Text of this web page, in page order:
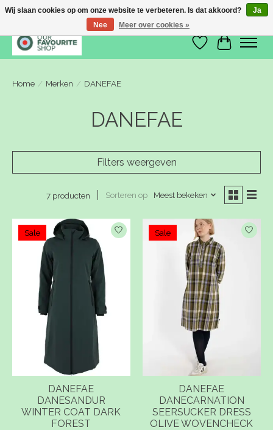
Verlanglijst
Home / Merken / DANEFAE
DANEFAE
Filters weergeven
7 producten Sorteren op Meest bekeken
Sale
DANEFAE
DANESANDUR
WINTER COAT DARK
FOREST
Sale
DANEFAE
DANECARNATION
SEERSUCKER DRESS
OLIVE WOVENCHECK
Wij slaan cookies op om onze website te verbeteren. Is dat akkoord?
Ja
Nee
Meer over cookies »